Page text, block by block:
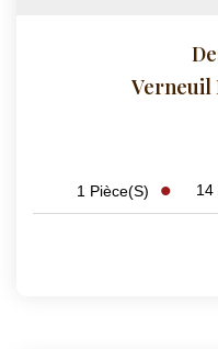
Verneuil
1 Pièce(s) 14